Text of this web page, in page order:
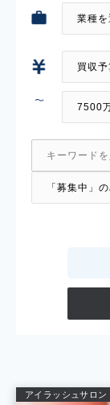
アイラッシュサロン